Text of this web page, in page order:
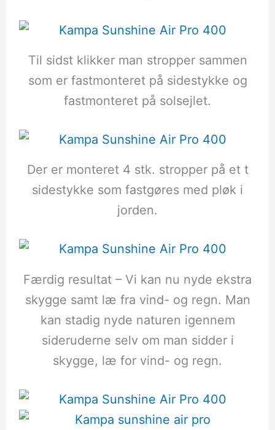
Til sidst klikker man stropper sammen
som er fastmonteret på sidestykke og
fastmonteret på solsejlet.
Der er monteret 4 stk. stropper på et t
sidestykke som fastgøres med pløk i
jorden.
Færdig resultat – Vi kan nu nyde ekstra
skygge samt læ fra vind- og regn. Man
kan stadig nyde naturen igennem
sideruderne selv om man sidder i
skygge, læ for vind- og regn.